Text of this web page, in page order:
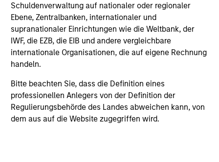
Schuldenverwaltung auf nationaler oder regionaler
Ebene, Zentralbanken, internationaler und
supranationaler Einrichtungen wie die Weltbank, der
IWF, die EZB, die EIB und andere vergleichbare
internationale Organisationen, die auf eigene Rechnung
handeln.
Bitte beachten Sie, dass die Definition eines
professionellen Anlegers von der Definition der
Regulierungsbehörde des Landes abweichen kann, von
dem aus auf die Website zugegriffen wird.
Executive Director
Marc Godlis
Executive Director
Geoff Laporte
Executive Director